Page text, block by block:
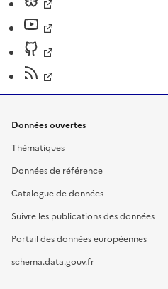
Données ouvertes
Thématiques
Données de référence
Catalogue de données
Suivre les publications des données
Portail des données européennes
schema.data.gouv.fr